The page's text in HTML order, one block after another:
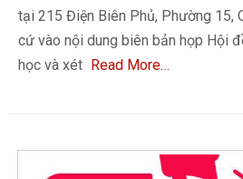
tại 215 Điện Biên Phủ, Phường 15,
cứ vào nội dung biên bản họp Hội
học và xét
Read More…